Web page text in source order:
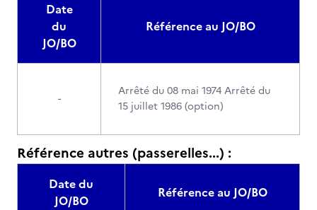
Date
du
JO/BO
Référence au JO/BO
-
Arrêté du 08 mai 1974 Arrêté du
15 juillet 1986 (option)
Référence autres (passerelles...) :
Date du
JO/BO
Référence au JO/BO